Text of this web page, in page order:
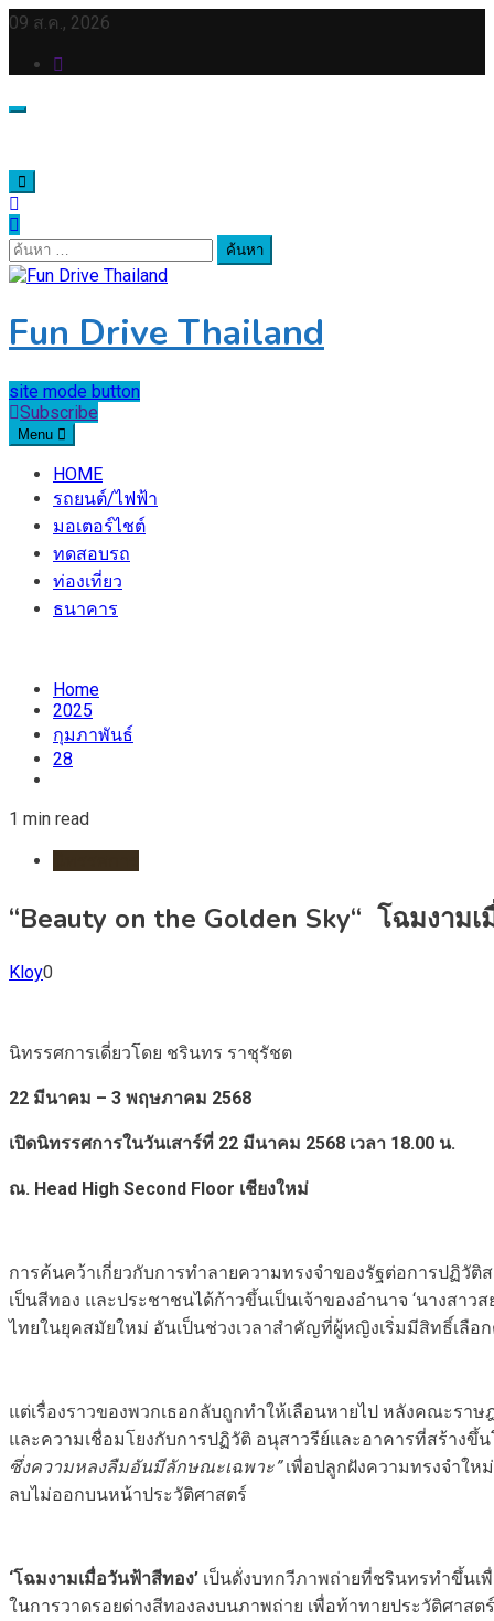
Skip
content
09 ส.ค., 2026
ค้นหา
สำหรับ:
Fun Drive Thailand
site mode button
Subscribe
Menu
HOME
รถยนต์/ไฟฟ้า
มอเตอร์ไชต์
ทดสอบรถ
ท่องเที่ยว
ธนาคาร
Home
2025
กุมภาพันธ์
28
1 min read
“Beauty on the
Kloy0
นิทรรศการเดี่ยวโดย ชรินทร ราชุรัชต
22 มีนาคม – 3 พฤษภาคม 2568
เปิดนิทรรศการในวันเสาร์ที่ 22 มีนาคม 2568 เวลา 18.00 น.
ณ. Head High Second Floor เชียงใหม่
การค้นคว้าเกี่ยวกับการทำลายความทรงจำของรัฐต่อการปฏิวั
เป็นสีทอง และประชาชนได้ก้าวขึ้นเป็นเจ้าของอำนาจ ‘นางส
ไทยในยุคสมัยใหม่ อันเป็นช่วงเวลาสำคัญที่ผู้หญิงเริ่มมีสิทธิ์เลื
แต่เรื่องราวของพวกเธอกลับถูกทำให้เลือนหายไป หลังคณะรา
และความเชื่อมโยงกับการปฏิวัติ อนุสาวรีย์และอาคารที่สร้าง
ซึ่งความหลงลืมอันมีลักษณะเฉพาะ”เพื่อปลูกฝังความทรงจำให
ลบไม่ออกบนหน้าประวัติศาสตร์
‘โฉมงามเมื่อวันฟ้าสีทอง’ เป็นดั่งบทกวีภาพถ่ายที่ชรินทรทำขึ้นเ
ในการวาดรอยด่างสีทองลงบนภาพถ่าย เพื่อท้าทายประวัติศา